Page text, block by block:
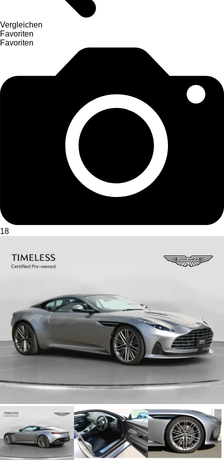
Vergleichen
Favoriten
Favoriten
18